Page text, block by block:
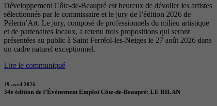
Développement Côte-de-Beaupré est heureux de dévoiler les artistes
sélectionnés par le commissaire et le jury de l’édition 2026 de
Pèlerin’Art. Le jury, composé de professionnels du milieu artistique
et de partenaires locaux, a retenu trois propositions qui seront
présentées au public à Saint Ferréol-les-Neiges le 27 août 2026 dans
un cadre naturel exceptionnel.
Lire le communiqué
19 avril 2026
34e édition de l’Évènement Emploi Côte-de-Beaupré: LE BILAN